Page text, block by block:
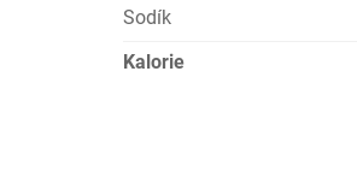
Sodík
Kalorie